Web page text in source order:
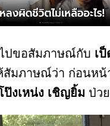
ปขอสัมภาษณ์กับ เ
สัมภาษณ์ว่า ก่อนหน้
ป๊งเหน่ง เชิญยิ้ม ป่ว